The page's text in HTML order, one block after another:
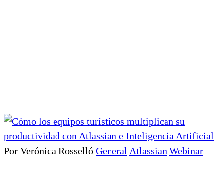
Por Verónica Rosselló General Atlassian Webinar